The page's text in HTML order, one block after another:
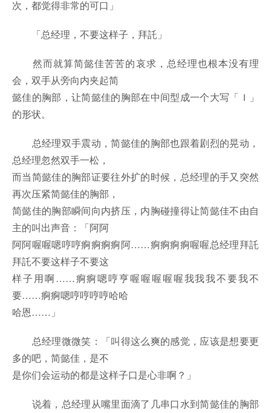
次，都觉得非常的可口」
「总经理，不要这样子，拜託」
然而就算简懿佳苦苦的哀求，总经理也根本没有理
会，双手从旁向内夹起简
懿佳的胸部，让简懿佳的胸部在中间型成一个大写「Ｉ」
的形状。
总经理双手震动，简懿佳的胸部也跟着剧烈的晃动，
总经理忽然双手一松，
而当简懿佳的胸部证要往外扩的时候，总经理的手又突然
再次压紧简懿佳的胸部，
简懿佳的胸部瞬间向内挤压，内胸碰撞得让简懿佳不由自
主的叫出声音：「阿阿
阿阿喔喔嗯哼哼痾痾痾痾阿……痾痾痾痾喔喔总经理拜託
拜託不要这样子不要这
样子用啊……痾痾嗯哼亨喔喔喔喔喔我我我不要我不
要……痾痾嗯哼哼哼哼哈哈
哈恩……」
总经理微微笑：「叫得这么爽的感觉，应该是想要更
多的吧，简懿佳，是不
是你们会运动的都是这样子口是心非啊？」
说着，总经理从嘴里面滴了几串口水到简懿佳的胸部